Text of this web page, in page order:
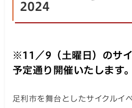
2024
※11／9（土曜日）のサイ
予定通り開催いたします。
足利市を舞台としたサイクルイ